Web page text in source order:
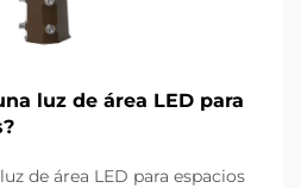
luz de área LED para
de área LED para espacios